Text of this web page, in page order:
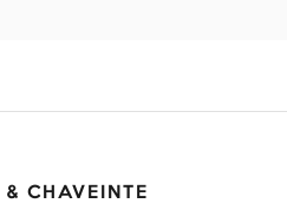
& CHAVEINTE